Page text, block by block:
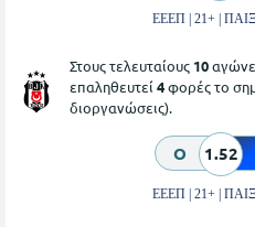
ΕΕΕΠ | 21+ |
Στους τελευταίους 10
επαληθευτεί 4φορές το
διοργανώσεις).
O 1.52
ΕΕΕΠ | 21+ |